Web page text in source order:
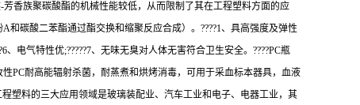
香族聚碳酸酯的机械性能较低，从而限制了其在工程塑料方面的应
碳酸二苯酯通过酯交换和缩聚反应合成）。????1、具高强度及弹性
、电气特性优;?????7、无味无臭对人体无害符合卫生安全。????PC瓶
PC耐高能辐射杀菌，耐蒸煮和烘烤消毒，可用于采血标本器具，血液
塑料的三大应用领域是玻璃装配业、汽车工业和电子、电器工业，其